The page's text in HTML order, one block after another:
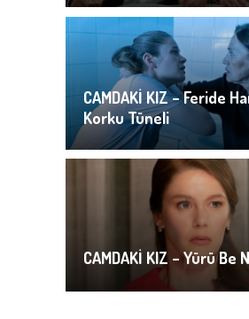
CAMDAKİ KIZ – Feride
Korku Tüneli
CAMDAKİ KIZ – Yürü Be